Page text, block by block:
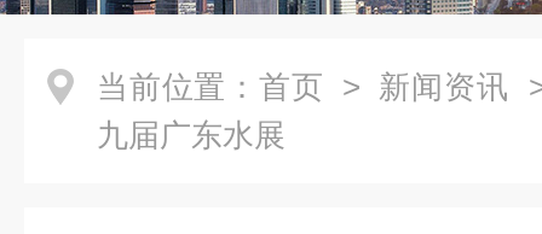
当前位置： 首页 > 新闻资讯
九届广东水展